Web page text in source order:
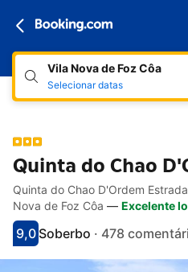
Vila Nova de Foz Côa
Selecionar datas
Quinta do Chao
Hiperligações de
Ir para a descrição
Ir para as comodidades
Ir para os quartos
Ir para as condições
Quinta do Chao D'Ordem
Nova de Foz Côa — Excelente
Pontuado com 9
9,0
Avaliado como soberbo
Soberbo · 478